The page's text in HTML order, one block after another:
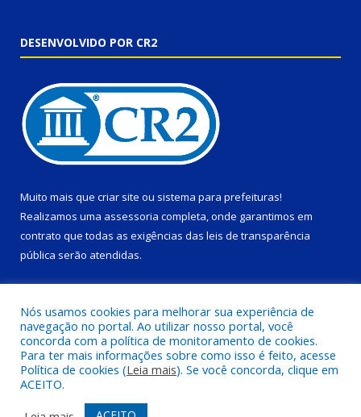
DESENVOLVIDO POR CR2
Muito mais que criar site ou sistema para prefeituras!
Realizamos uma assessoria completa, onde garantimos em
contrato que todas as exigências das leis de transparência
pública serão atendidas.
Todos os direitos reservados a Prefeitura Municipal de Ponta de
Nós usamos cookies para melhorar sua experiência de
navegação no portal. Ao utilizar nosso portal, você
concorda com a política de monitoramento de cookies.
Para ter mais informações sobre como isso é feito, acesse
Política de cookies (Leia mais). Se você concorda, clique em
ACEITO.